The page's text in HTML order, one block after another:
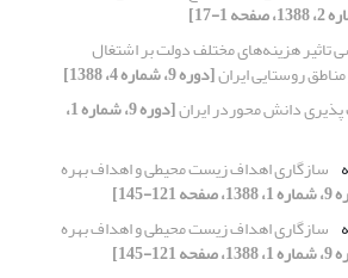
تاثیر هزینه‌های مختلف دولت بر اشتغال
روستایی ایران[دوره 9، شماره 4، 1388]
دانش محوردر ایران [دوره 9، شماره 1،
سازگاری اهداف زیست محیطی و اهداف بهره
145]
سازگاری اهداف زیست محیطی و اهداف بهره
145]